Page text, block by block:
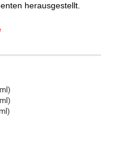
herausgestellt.